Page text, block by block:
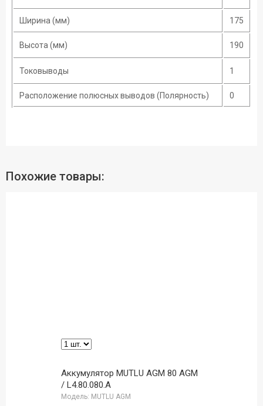
Ширина (мм) 175
Высота (мм) 190
Токовыводы 1
Расположение полюсных выводов (Полярность) 0
Похожие товары:
Аккумулятор MUTLU AGM 80 AGM
/ L4.80.080.A
Модель: MUTLU AGM